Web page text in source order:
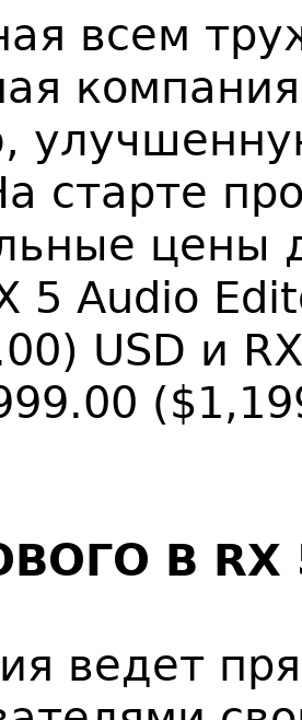
всем
старте
цены
5 Audio
USD и
В RX
ведет